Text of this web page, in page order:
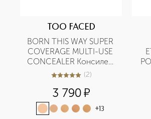
TOO FACED
BORN THIS WAY SUPER
COVERAGE MULTI-USE
CONCEALER Консилер
с высокой степенью
5из 52 (2)
3 790¤
+13